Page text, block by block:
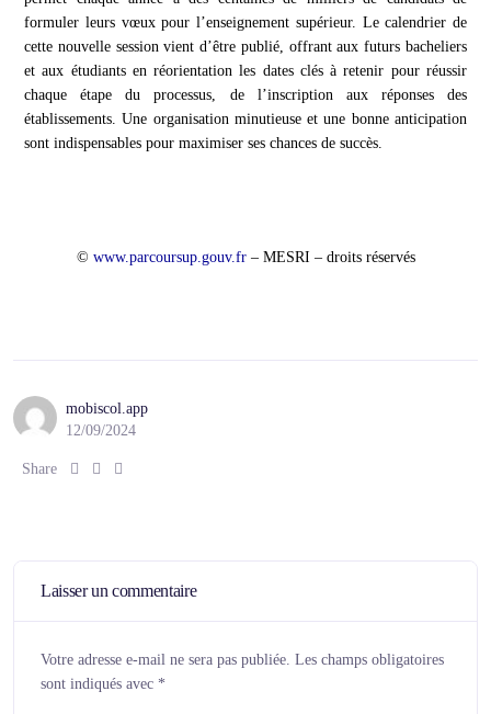
formuler leurs vœux pour l’enseignement supérieur. Le calendrier de
cette nouvelle session vient d’être publié, offrant aux futurs bacheliers
et aux étudiants en réorientation les dates clés à retenir pour réussir
chaque étape du processus, de l’inscription aux réponses des
établissements. Une organisation minutieuse et une bonne anticipation
sont indispensables pour maximiser ses chances de succès.
© www.parcoursup.gouv.fr– MESRI – droits réservés
mobiscol.app
12/09/2024
Share Share :Share :
Laisser un commentaire
Votre adresse e-mail ne sera pas publiée. Les champs obligatoires
sont indiqués avec *